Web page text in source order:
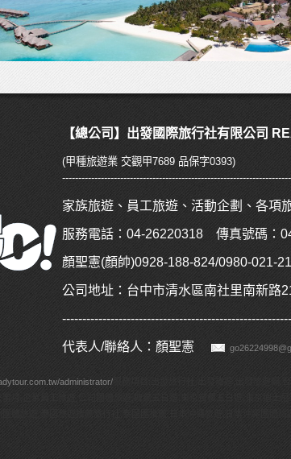
【總公司】出發國際旅行社有限公司
(甲種旅遊業 交觀甲7689 品保字0393)
家族旅遊、員工旅遊、活動企劃 、各項
服務電話：04-26220318 傳真號碼：
顏聖憲(顏帥)0928-188-824/0980-021-
公司地址： 台中市清水區南社里南新路
代表人/聯絡人：顏聖憲
administrator/